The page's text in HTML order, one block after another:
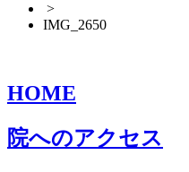
>
IMG_2650
HOME
院へのアクセス